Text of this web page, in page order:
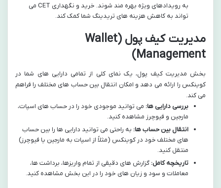
به رویدادهای ویژه بهره مند شوند. خرید و نگهداری CET می
تواند به کاهش هزینه های تریدینگ شما کمک کند.
مدیریت کیف پول (Wallet
Management)
بخش مدیریت کیف پول، یک نمای کلی از تمامی دارایی های شما در
کوینکس را ارائه می دهد و امکان انتقال بین حساب های مختلف را فراهم
می کند.
بررسی دارایی ها: می توانید موجودی خود را در حساب های اسپات،
مارجین و فیوچرز مشاهده کنید.
انتقال بین حساب ها: به راحتی می توانید دارایی ها را بین حساب
های مختلف خود در کوینکس (مثلاً از اسپات به مارجین یا فیوچرز)
منتقل کنید.
تاریخچه کامل: گزارش های دقیقی از تمام واریزها، برداشت ها،
معاملات و سود و زیان های خود را در این بخش مشاهده کنید.